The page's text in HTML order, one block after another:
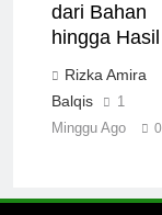
dari Bahan
hingga Hasil
Rizka Amira
Balqis
1
Minggu Ago
0